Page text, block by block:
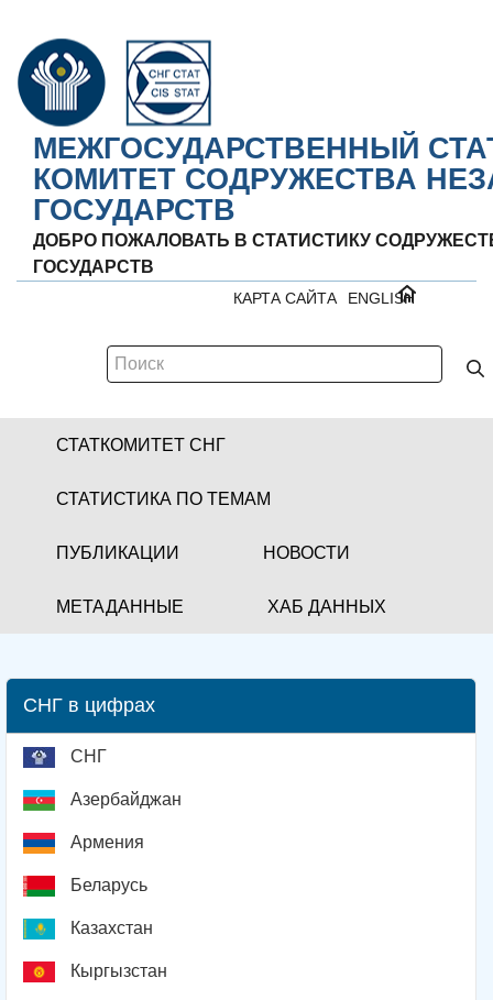
МЕЖГОСУДАРСТВЕННЫЙ
КОМИТЕТ СОДРУЖЕСТВА
ГОСУДАРСТВ
ДОБРО ПОЖАЛОВАТЬ В СТАТИСТИКУ
ГОСУДАРСТВ
ENGLISH
КАРТА САЙТА
СТАТКОМИТЕТ СНГ
СТАТИСТИКА ПО ТЕМАМ
ПУБЛИКАЦИИ НОВОСТИ
МЕТАДАННЫЕ ХАБ ДАННЫХ
СНГ в цифрах
СНГ
Азербайджан
Армения
Беларусь
Казахстан
Кыргызстан